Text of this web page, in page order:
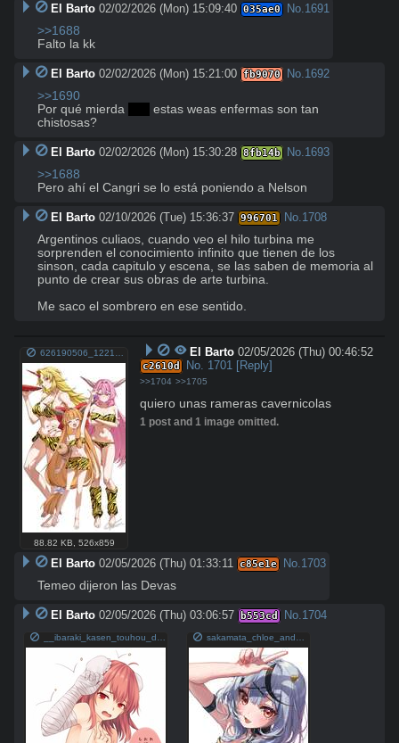
El Barto 02/02/2026 (Mon) 15:09:40 035ae0 No. 1691
>>1688
Falto la kk
El Barto 02/02/2026 (Mon) 15:21:00 fb9070 No. 1692
>>1690
Por qué mierda
estas weas enfermas son tan
chistosas?
El Barto 02/02/2026 (Mon) 15:30:28 8fb14b No. 1693
>>1688
Pero ahí el Cangri se lo está poniendo a Nelson
El Barto 02/10/2026 (Tue) 15:36:37 996701 No. 1708
Argentinos culiaos, cuando veo el hilo turbina me
sorprenden el conocimiento infinito que tienen de los
sinson, cada capitulo y escena, se las saben de memoria al
punto de crear sus obras de arte turbina.
Me saco el sombrero en ese sentido.
88.82 KB 526x859
El Barto 02/05/2026 (Thu) 00:46:52
c2610d No. 1701 [Reply]
>>1704 >>1705
quiero unas rameras cavernicolas
1 post and 1 image omitted.
El Barto 02/05/2026 (Thu) 01:33:11 c85e1e No.1703
Temeo dijeron las Devas
El Barto 02/05/2026 (Thu) 03:06:57 b553cd No.1704
__ibaraki_kasen_touhou_drawn_by_miyo_ranthath__sample-7b6fff867824ea59954e8d319728e6fd.jpg sakamata_chloe_and_lum_hololive_and_1_more_drawn_by_misekiss__sample-b3160aa4969473b3f36c4f1cb9c3be8b.jpg